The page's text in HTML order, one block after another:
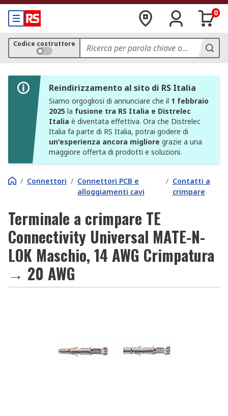
0
Codice costruttore
Reindirizzamento al sito di RS Italia
Siamo orgogliosi di annunciare che il 1 febbraio
2025 la fusione tra RS Italia e Distrelec
Italia è diventata effettiva. Ora che Distrelec
Italia fa parte di RS Italia, potrai godere di
un'esperienza ancora migliore grazie a una
maggiore offerta di prodotti e soluzioni.
/ Connettori / Connettori PCB e
alloggiamenti cavi
/ Contatti a
crimpare
Terminale a crimpare TE
Connectivity Universal MATE-N-
LOK Maschio, 14 AWG Crimpatura
→ 20 AWG